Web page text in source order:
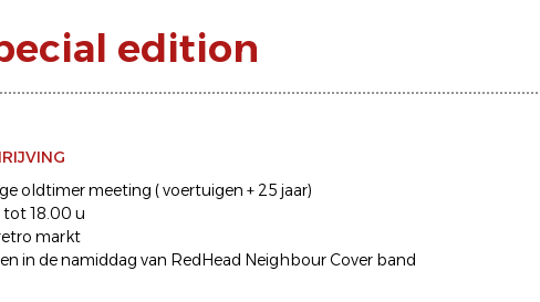
edition
oldtimer meeting ( voertuigen + 25 jaar)
tot 18.00 u
markt
in de namiddag van RedHead Neighbour Cover band